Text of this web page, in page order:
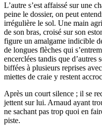
L’autre s’est affaissé sur une
peine le dossier, on peut
irrégulière le sol. Une main
de son bras, croisé sur son
figure un amalgame indicible
de longues flèches qui
encerclées tandis que d’autres
biffées à plusieurs reprises
miettes de craie y restent
Après un court silence ; il se
jettent sur lui. Arnaud ayant
ne sachant pas trop quoi en
piste.